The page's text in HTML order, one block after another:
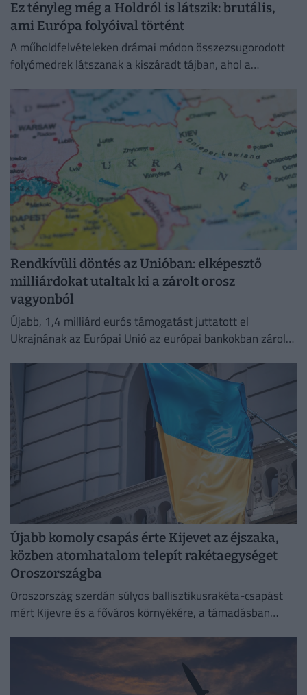
Ez tényleg még a Holdról is látszik: brutális,
ami Európa folyóival történt
A műholdfelvételeken drámai módon összezsugorodott
folyómedrek látszanak a kiszáradt tájban, ahol a
felszín alatti homokpadokat tárt fel.
Rendkívüli döntés az Unióban: elképesztő
milliárdokat utaltak ki a zárolt orosz
vagyonból
Újabb, 1,4 milliárd eurós támogatást juttatott el
Ukrajnának az Európai Unió az európai bankokban zárolt
Újabb komoly csapás érte Kijevet az éjszaka,
közben atomhatalom telepít rakétaegységet
Oroszországba
Oroszország szerdán súlyos ballisztikusrakéta-csapást
mért Kijevre és a főváros környékére, a támadásban